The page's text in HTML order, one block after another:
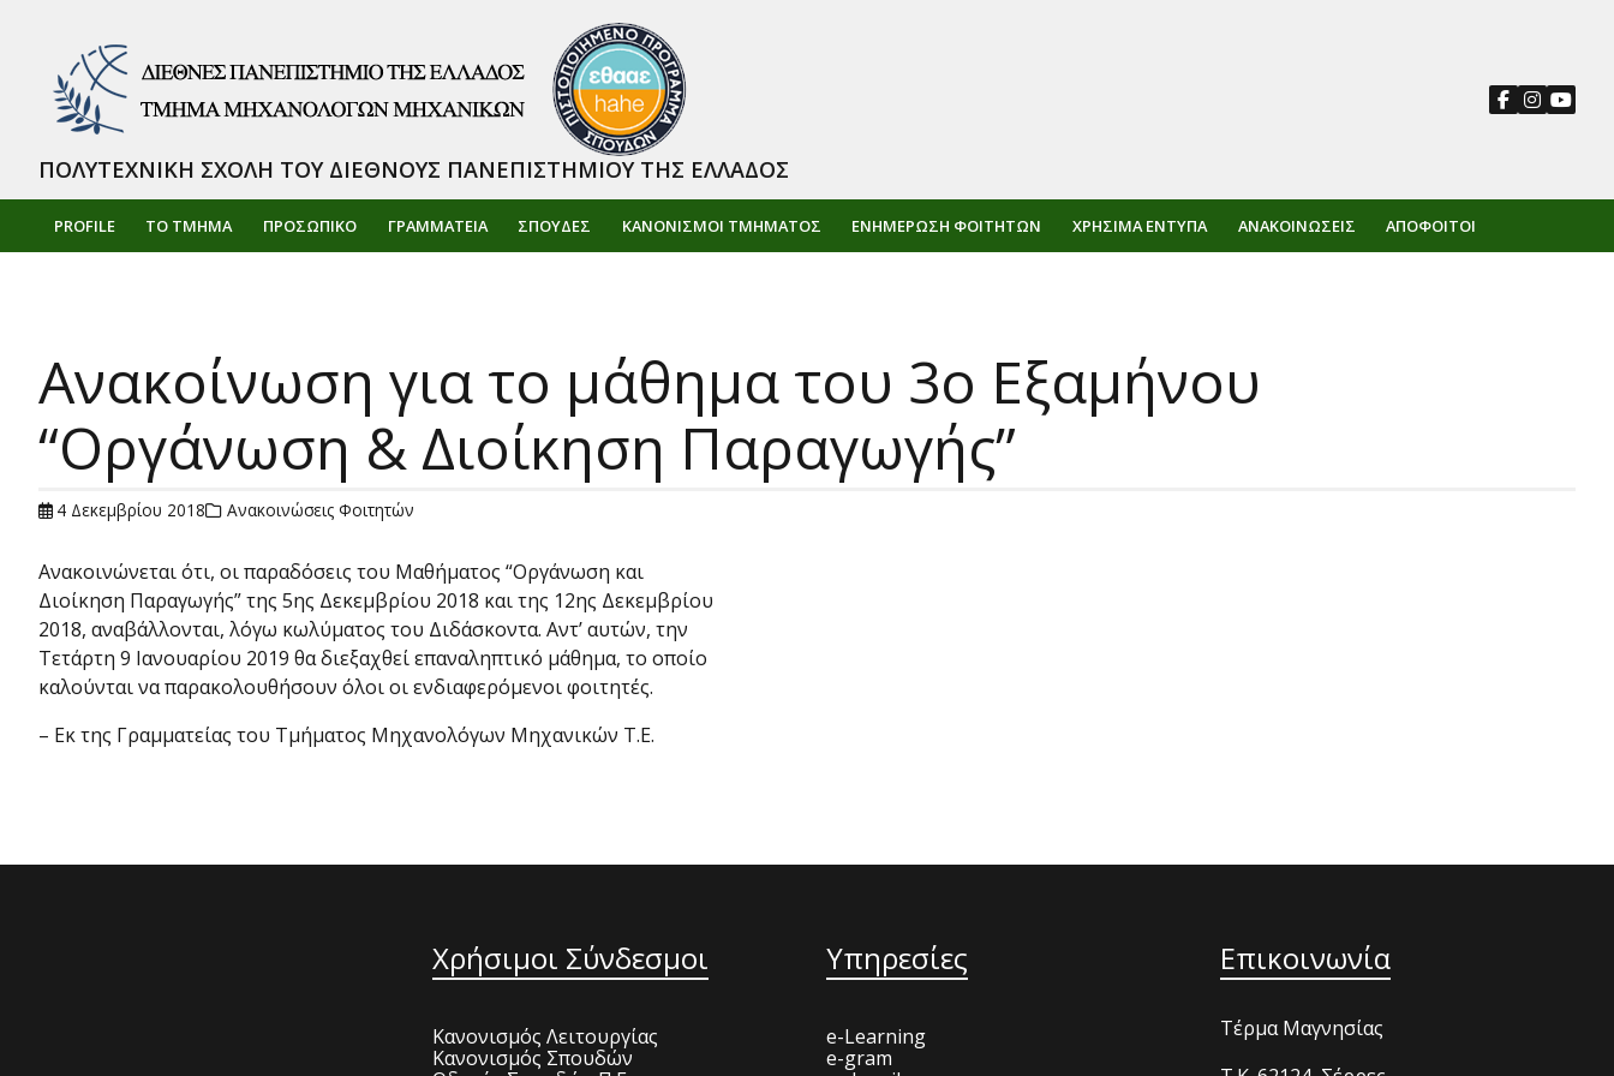
PROFILE ΤΟ ΤΜΗΜΑ ΠΡΟΣΩΠΙΚΌ ΓΡΑΜΜΑΤΕΙΑ ΣΠΟΥΔΕΣ ΚΑΝΟΝΙΣΜΟΙ ΤΜΗΜΑΤΟΣ ΕΝΗΜΈΡΩΣΗ ΦΟΙΤΗΤΏΝ ΧΡΉΣΙΜΑ ΈΝΤΥΠΑ ΑΝΑΚΟΙΝΏΣΕΙΣ ΑΠΌΦΟΙΤΟΙ
ΠΟΛΥΤΕΧΝΙΚΗ ΣΧΟΛΗ ΤΟΥ ΔΙΕΘΝΟΥΣ ΠΑΝΕΠΙΣΤΗΜΙΟΥ ΤΗΣ ΕΛΛΑΔΟΣ
Ανακοίνωση για το μάθημα του 3ο Εξαμήνου
“Οργάνωση & Διοίκηση Παραγωγής”
4 Δεκεμβρίου 2018 Ανακοινώσεις Φοιτητών
Ανακοινώνεται ότι, οι παραδόσεις του Μαθήματος “Οργάνωση και
Διοίκηση Παραγωγής” της 5ης Δεκεμβρίου 2018 και της 12ης Δεκεμβρίου
2018, αναβάλλονται, λόγω κωλύματος του Διδάσκοντα. Αντ’ αυτών, την
Τετάρτη 9 Ιανουαρίου 2019 θα διεξαχθεί επαναληπτικό μάθημα, το οποίο
καλούνται να παρακολουθήσουν όλοι οι ενδιαφερόμενοι φοιτητές.
– Εκ της Γραμματείας του Τμήματος Μηχανολόγων Μηχανικών Τ.Ε.
Χρήσιμοι Σύνδεσμοι
Κανονισμός Λειτουργίας
Κανονισμός Σπουδών
Υπηρεσίες
e-Learning
e-gram
Επικοινωνία
Τέρμα Μαγνησίας